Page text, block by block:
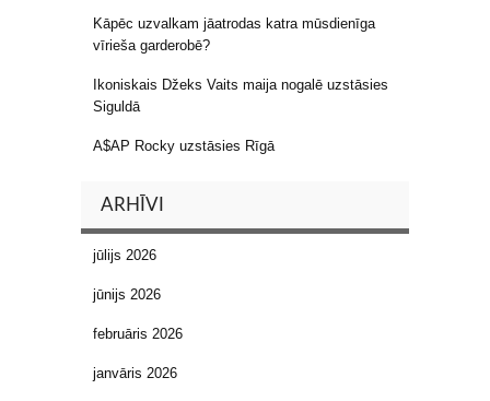
Kāpēc uzvalkam jāatrodas katra mūsdienīga
vīrieša garderobē?
Ikoniskais Džeks Vaits maija nogalē uzstāsies
Siguldā
A$AP Rocky uzstāsies Rīgā
ARHĪVI
jūlijs 2026
jūnijs 2026
februāris 2026
janvāris 2026